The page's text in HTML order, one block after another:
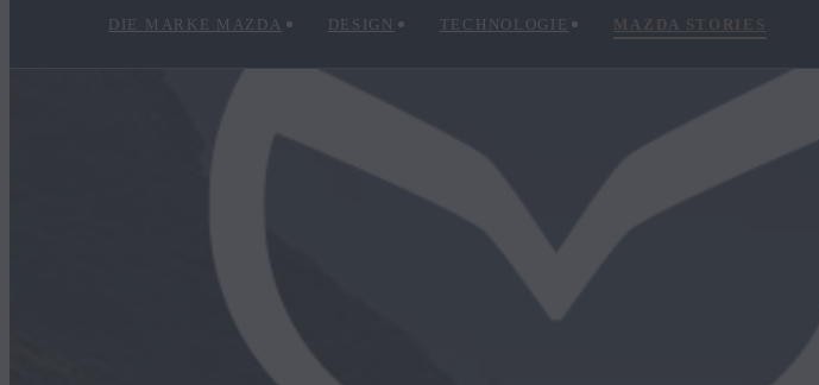
DIE MARKE MAZDA DESIGN TECHNOLOGIE MAZDA STORIES